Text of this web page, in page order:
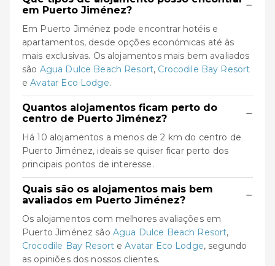
em Puerto Jiménez?
−
Em Puerto Jiménez pode encontrar hotéis e
apartamentos, desde opções económicas até às
mais exclusivas. Os alojamentos mais bem avaliados
são Agua Dulce Beach Resort, Crocodile Bay Resort
eAvatar Eco Lodge.
Quantos alojamentos ficam perto do
centro de Puerto Jiménez?
−
Há 10 alojamentos a menos de 2 km do centro de
Puerto Jiménez, ideais se quiser ficar perto dos
principais pontos de interesse.
Quais são os alojamentos mais bem
avaliados em Puerto Jiménez?
−
Os alojamentos com melhores avaliações em
Puerto Jiménez são Agua Dulce Beach Resort,
Crocodile Bay Resort eAvatar Eco Lodge, segundo
as opiniões dos nossos clientes.